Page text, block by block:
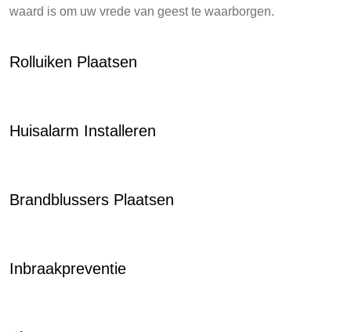
waard is om uw vrede van geest te waarborgen.
Rolluiken Plaatsen
Huisalarm Installeren
Brandblussers Plaatsen
Inbraakpreventie